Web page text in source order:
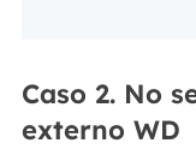
Caso 2. No
externo WD